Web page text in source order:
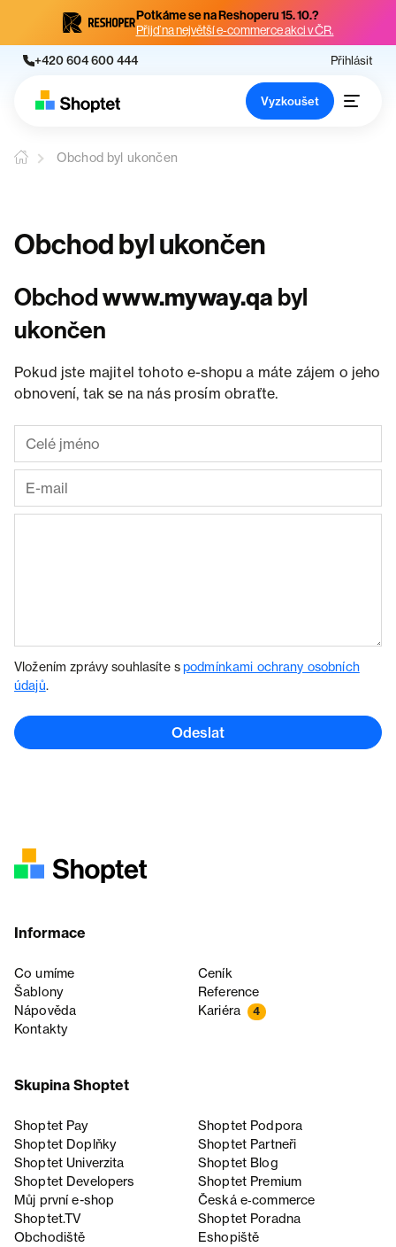
Potkáme se na Reshoperu 15. 10.?
Přijď na největší e-commerce akci v ČR.
+420 604 600 444 Přihlásit
Vyzkoušet
Obchod byl ukončen
Obchod byl ukončen
Obchodwww.myway.qa byl
ukončen
Pokud jste majitel tohoto e-shopu a máte zájem o jeho
obnovení, tak se na nás prosím obraťte.
Vložením zprávy souhlasíte spodmínkami ochrany osobních
údajů.
Odeslat
Informace
Co umíme
Ceník
Šablony
Reference
Nápověda
Kariéra 4
Kontakty
Skupina Shoptet
Shoptet Pay
Shoptet Podpora
Shoptet Doplňky
Shoptet Partneři
Shoptet Univerzita
Shoptet Blog
Shoptet Developers
Shoptet Premium
Můj první e-shop
Česká e‑commerce
Shoptet.TV
Shoptet Poradna
Obchodiště
Eshopiště